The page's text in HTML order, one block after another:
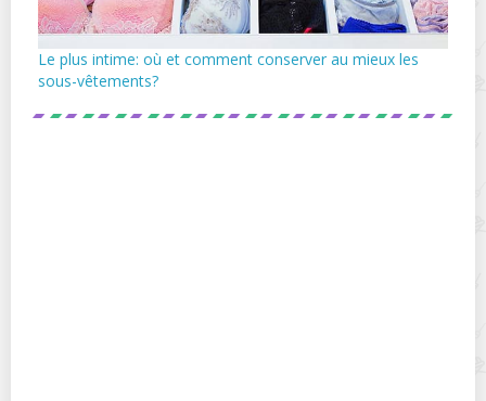
Le plus intime: où et comment conserver au mieux les
sous-vêtements?